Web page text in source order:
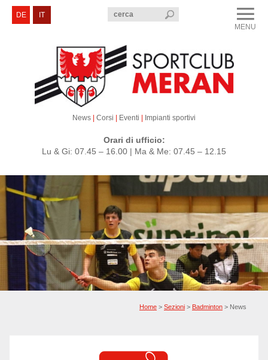
News | Corsi | Eventi | Impianti sportivi
Orari di ufficio:
Lu & Gi: 07.45 – 16.00 | Ma & Me: 07.45 – 12.15
DE
IT
MENU
menu CLOSE
Sportclub Merano
Corsi e Eventi
Servizi e Contatti
Home > Sezioni > Badminton > News